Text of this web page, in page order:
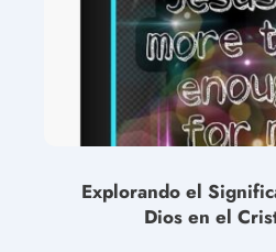
Explorando el
Dios en el